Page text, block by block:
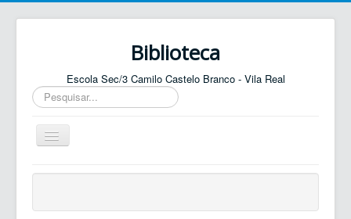
Biblioteca
Escola Sec/3 Camilo Castelo Branco - Vila Real
Pesquisar...
Ativar/Desativar
navegação
entrada